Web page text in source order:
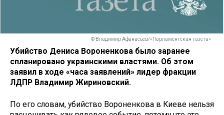
© Владимир Афанасьев/«Парламентская газета»
Убийство Дениса Вороненкова было заранее
спланировано украинскими властями. Об этом
заявил в ходе «часа заявлений» лидер фракции
ЛДПР Владимир Жириновский.
По его словам, убийство Вороненкова в Киеве нельзя